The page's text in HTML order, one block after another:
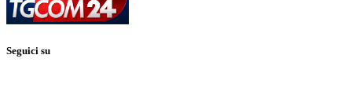
Seguici su